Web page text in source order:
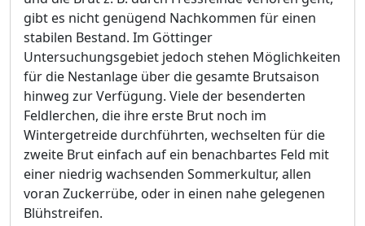
gibt es nicht genügend Nachkommen für einen
stabilen Bestand. Im Göttinger
Untersuchungsgebiet jedoch stehen Möglichkeiten
für die Nestanlage über die gesamte Brutsaison
hinweg zur Verfügung. Viele der besenderten
Feldlerchen, die ihre erste Brut noch im
Wintergetreide durchführten, wechselten für die
zweite Brut einfach auf ein benachbartes Feld mit
einer niedrig wachsenden Sommerkultur, allen
voran Zuckerrübe, oder in einen nahe gelegenen
Blühstreifen.